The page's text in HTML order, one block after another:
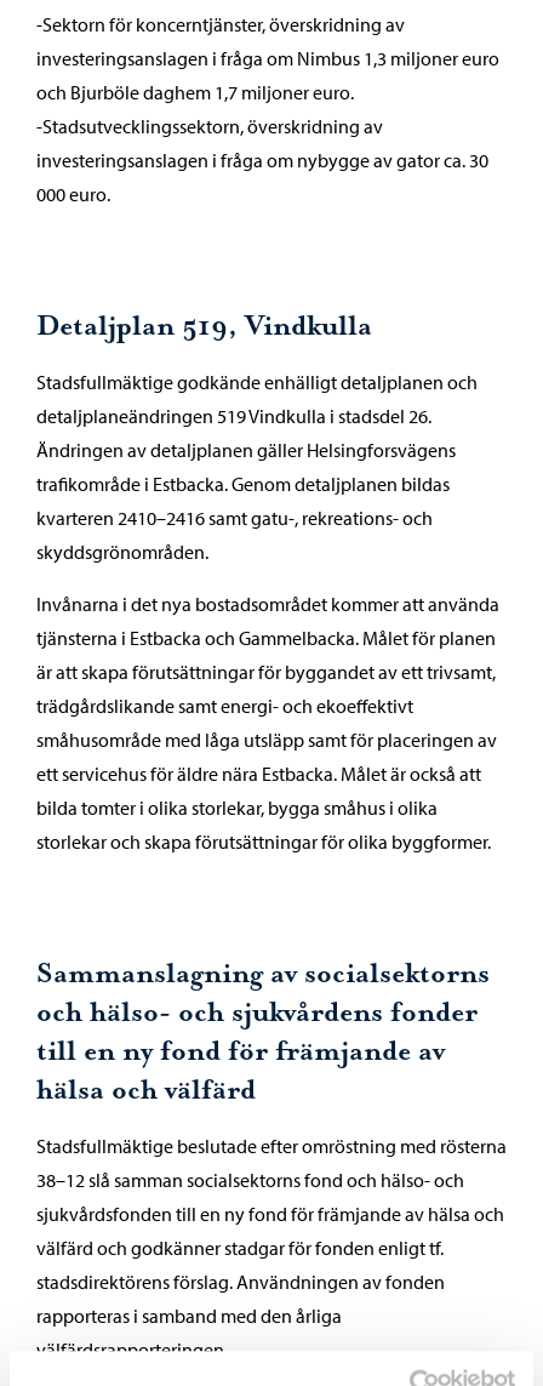
-Sektorn för koncerntjänster, överskridning av
investeringsanslagen i fråga om Nimbus 1,3 miljoner euro
och Bjurböle daghem 1,7 miljoner euro.
-Stadsutvecklingssektorn, överskridning av
investeringsanslagen i fråga om nybygge av gator ca. 30
000 euro.
Detaljplan 519, Vindkulla
Stadsfullmäktige godkände enhälligt detaljplanen och
detaljplaneändringen 519 Vindkulla i stadsdel 26.
Ändringen av detaljplanen gäller Helsingforsvägens
trafikområde i Estbacka. Genom detaljplanen bildas
kvarteren 2410–2416 samt gatu-, rekreations- och
skyddsgrönområden.
Invånarna i det nya bostadsområdet kommer att använda
tjänsterna i Estbacka och Gammelbacka. Målet för planen
är att skapa förutsättningar för byggandet av ett trivsamt,
trädgårdslikande samt energi- och ekoeffektivt
småhusområde med låga utsläpp samt för placeringen av
ett servicehus för äldre nära Estbacka. Målet är också att
bilda tomter i olika storlekar, bygga småhus i olika
storlekar och skapa förutsättningar för olika byggformer.
Sammanslagning av socialsektorns
och hälso- och sjukvårdens fonder
till en ny fond för främjande av
hälsa och välfärd
Stadsfullmäktige beslutade efter omröstning med rösterna
38–12 slå samman socialsektorns fond och hälso- och
sjukvårdsfonden till en ny fond för främjande av hälsa och
välfärd och godkänner stadgar för fonden enligt tf.
stadsdirektörens förslag. Användningen av fonden
rapporteras i samband med den årliga
välfärdsrapporteringen.